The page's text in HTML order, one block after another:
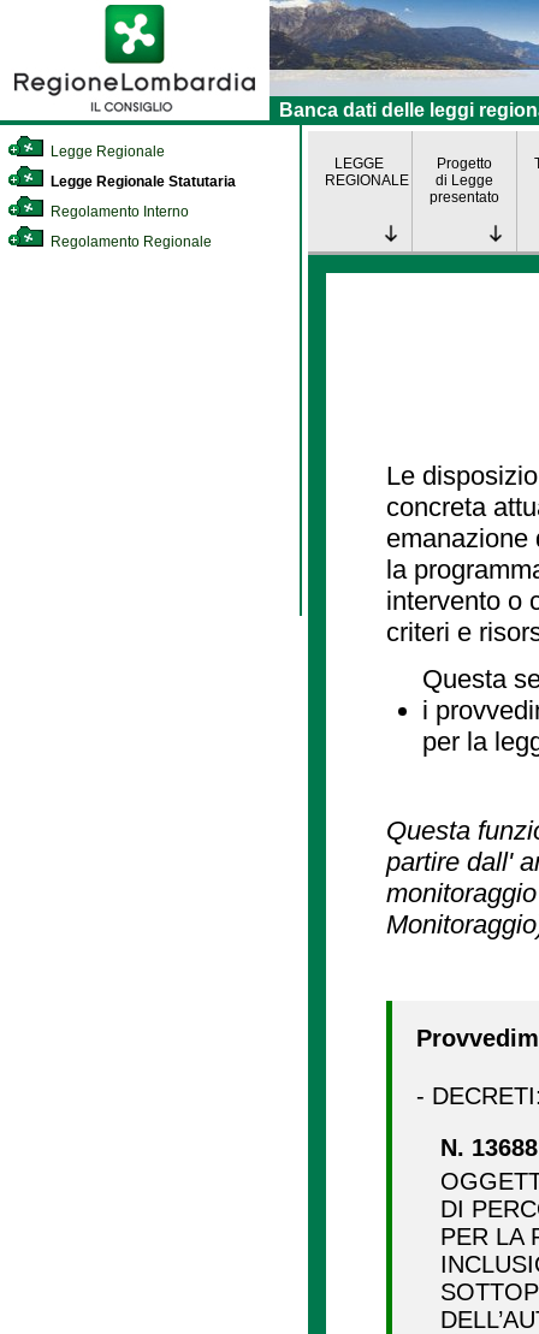
Banca dati delle leggi
Legge Regionale
Legge Regionale Statutaria
Regolamento Interno
Regolamento Regionale
LEGGE
REGIONALE
Progetto
di Legge
presentato
Le
concreta
emanazione
la
intervento o
criteri e
Questa
i
per la
Questa
partire dall'
-
N.
DI
PER LA